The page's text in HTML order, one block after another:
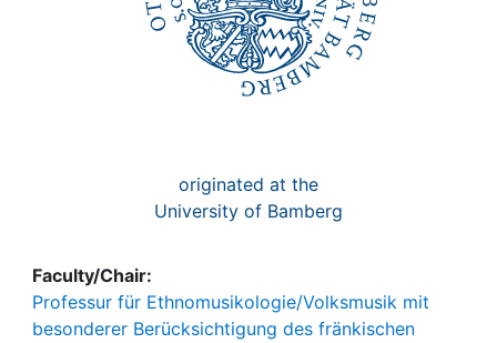
originated at the
University of Bamberg
Faculty/Chair:
Professur für Ethnomusikologie/Volksmusik mit
besonderer Berücksichtigung des fränkischen